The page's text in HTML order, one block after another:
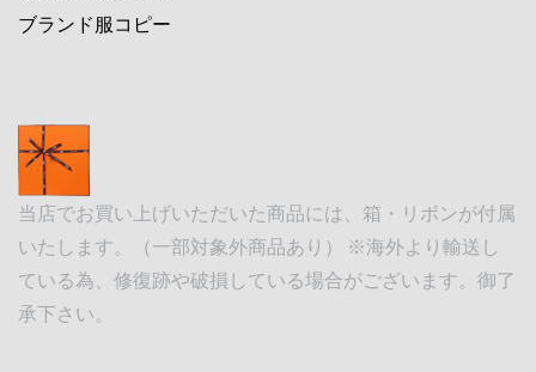
ブランド服コピー
当店でお買い上げいただいた商品には、箱・リボンが付属
いたします。（一部対象外商品あり） ※海外より輸送し
ている為、修復跡や破損している場合がございます。御了
承下さい。